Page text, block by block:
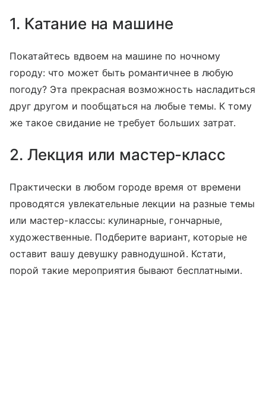
1. Катание на машине
Покатайтесь вдвоем на машине по ночному
городу: что может быть романтичнее в любую
погоду? Эта прекрасная возможность насладиться
друг другом и пообщаться на любые темы. К тому
же такое свидание не требует больших затрат.
2. Лекция или мастер-класс
Практически в любом городе время от времени
проводятся увлекательные лекции на разные темы
или мастер-классы: кулинарные, гончарные,
художественные. Подберите вариант, которые не
оставит вашу девушку равнодушной. Кстати,
порой такие мероприятия бывают бесплатными.